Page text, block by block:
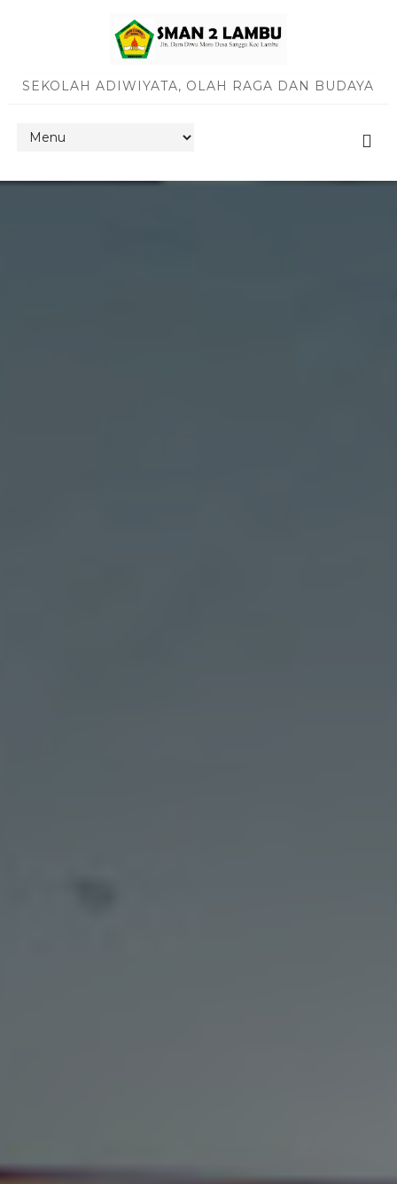
SEKOLAH ADIWIYATA, OLAH RAGA DAN BUDAYA